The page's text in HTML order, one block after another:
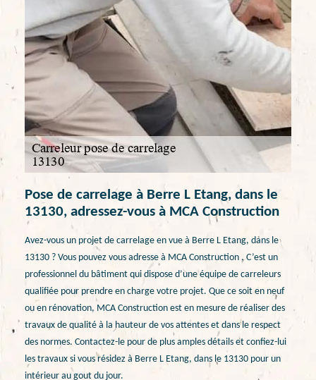
Pose de carrelage à Berre L Etang, dans le
13130, adressez-vous à MCA Construction
Avez-vous un projet de carrelage en vue à Berre L Etang, dans le
13130 ? Vous pouvez vous adresse à MCA Construction . C’est un
professionnel du bâtiment qui dispose d’une équipe de carreleurs
qualifiée pour prendre en charge votre projet. Que ce soit en neuf
ou en rénovation, MCA Construction est en mesure de réaliser des
travaux de qualité à la hauteur de vos attentes et dans le respect
des normes. Contactez-le pour de plus amples détails et confiez-lui
les travaux si vous résidez à Berre L Etang, dans le 13130 pour un
intérieur au gout du jour.